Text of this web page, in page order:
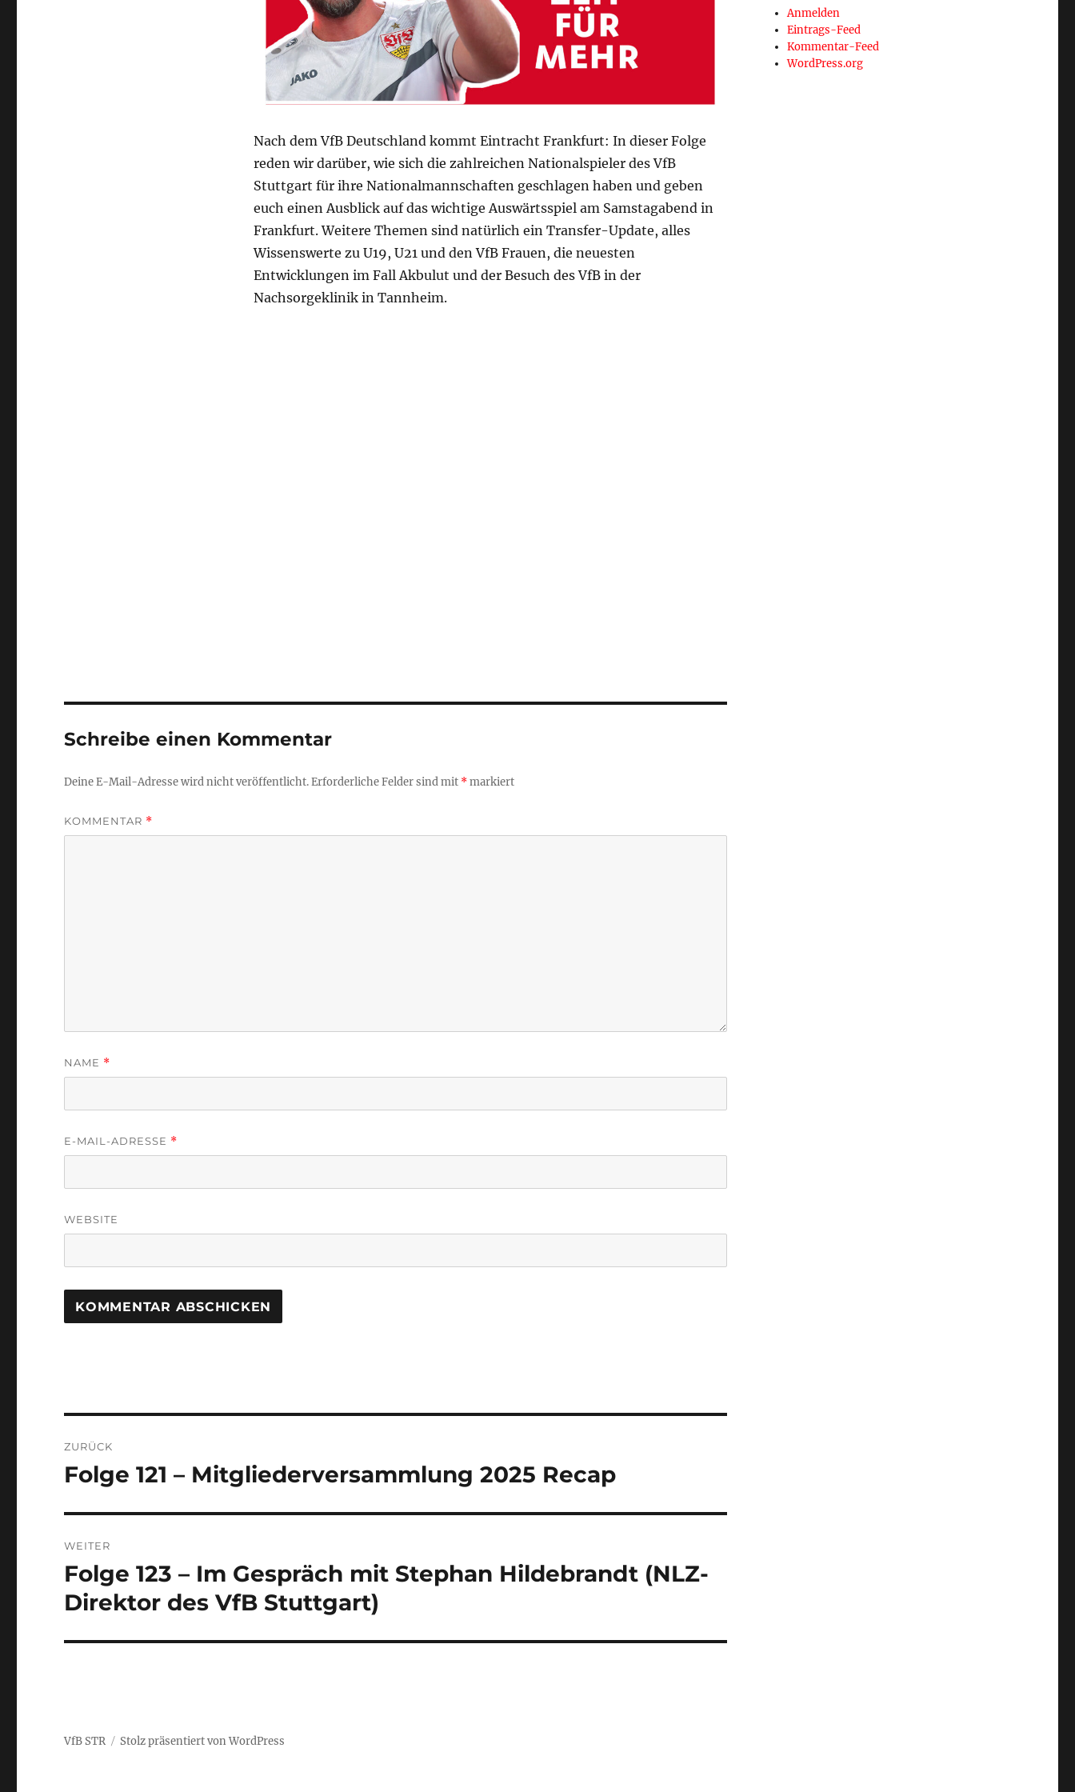
Nach dem VfB Deutschland kommt Eintracht Frankfurt: In dieser Folge
reden wir darüber, wie sich die zahlreichen Nationalspieler des VfB
Stuttgart für ihre Nationalmannschaften geschlagen haben und geben
euch einen Ausblick auf das wichtige Auswärtsspiel am Samstagabend in
Frankfurt. Weitere Themen sind natürlich ein Transfer-Update, alles
Wissenswerte zu U19, U21 und den VfB Frauen, die neuesten
Entwicklungen im Fall Akbulut und der Besuch des VfB in der
Nachsorgeklinik in Tannheim.
Schreibe einen Kommentar
Deine E-Mail-Adresse wird nicht veröffentlicht.Erforderliche Felder sind mit *markiert
KOMMENTAR *
NAME *
E-MAIL-ADRESSE *
WEBSITE
ZURÜCK
Vorheriger
Folge 121 – Mitgliederversammlung 2025 Recap
WEITER
Nächster
Beitrag:
Folge 123 – Im Gespräch mit Stephan Hildebrandt (NLZ-
Direktor des VfB Stuttgart)
Anmelden
Eintrags-Feed
Kommentar-Feed
WordPress.org
VfB STR Stolz präsentiert von WordPress